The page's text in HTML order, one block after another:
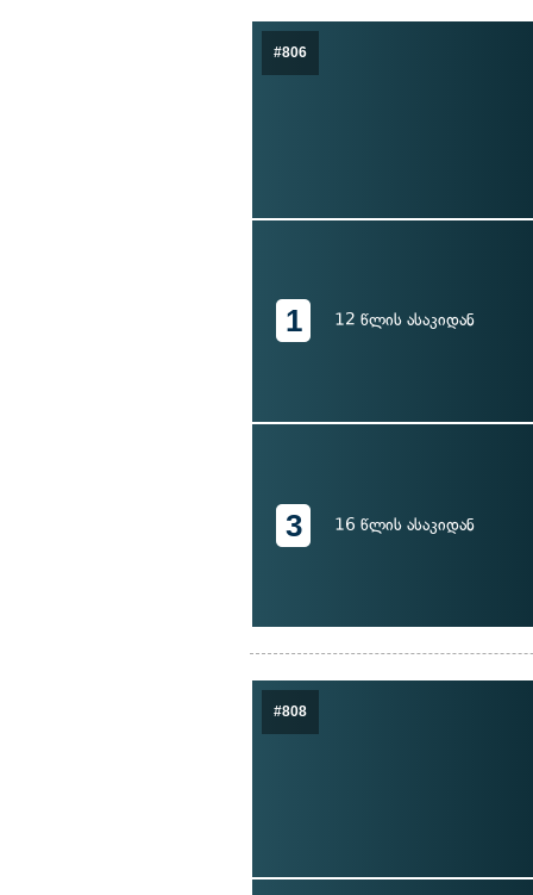
#806
1 12 წლის ასაკიდან
3 16 წლის ასაკიდან
#808